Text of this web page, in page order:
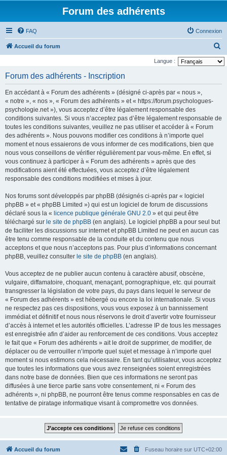
Forum des adhérents
FAQ Connexion
Accueil du forum
e
Langue :
Forum des adhérents - Inscription
En accédant à « Forum des adhérents » (désigné ci-après par « nous »,
« notre », « nos », « Forum des adhérents » et « https://forum.psychologues-
psychologie.net »), vous acceptez d’être légalement responsable des
conditions suivantes. Si vous n’acceptez pas d’être légalement responsable de
toutes les conditions suivantes, veuillez ne pas utiliser et accéder à « Forum
des adhérents ». Nous pouvons modifier ces conditions à n’importe quel
moment et nous essaierons de vous informer de ces modifications, bien que
nous vous conseillons de vérifier régulièrement par vous-même. En effet, si
vous continuez à participer à « Forum des adhérents » après que des
modifications aient été effectuées, vous acceptez d’être légalement
responsable des conditions modifiées et mises à jour.
Nos forums sont développés par phpBB (désignés ci-après par « logiciel
phpBB » et « phpBB Limited ») qui est un logiciel de forum de discussions
déclaré sous la « licence publique générale GNU 2.0 » et qui peut être
téléchargé sur le site de phpBB (en anglais). Le logiciel phpBB a pour seul but
de faciliter les discussions sur internet et phpBB Limited ne peut en aucun cas
être tenu comme responsable de la conduite et du contenu que nous
acceptons et que nous n’acceptons pas. Pour plus d’informations concernant
phpBB, veuillez consulter le site de phpBB (en anglais).
Vous acceptez de ne publier aucun contenu à caractère abusif, obscène,
vulgaire, diffamatoire, choquant, menaçant, pornographique, etc. qui pourrait
transgresser la législation de votre pays, du pays dans lequel le serveur de
« Forum des adhérents » est hébergé ou encore la loi internationale. Si vous
ne respectez pas ces dispositions, vous vous exposez à un bannissement
immédiat et définitif et nous nous réservons le droit d’avertir votre fournisseur
d’accès à internet et les autorités officielles. L’adresse IP de tous les messages
est enregistrée afin d’aider au renforcement de ces conditions. Vous acceptez
le fait que « Forum des adhérents » ait le droit de supprimer, de modifier, de
déplacer ou de verrouiller n’importe quel sujet et message à n’importe quel
moment si nous estimons cela nécessaire. En tant qu’utilisateur, vous acceptez
que toutes les informations que vous avez renseignées soient enregistrées
dans notre base de données. Bien que ces informations ne seront pas
diffusées à une tierce partie sans votre consentement, ni « Forum des
adhérents », ni phpBB, ne pourront être tenus comme responsables en cas de
tentative de piratage informatique visant à compromettre vos données.
Accueil du forum Fuseau horaire sur UTC+02:00